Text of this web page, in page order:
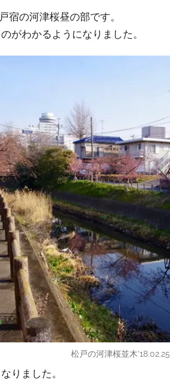
宿の河津桜昼の部です。
がわかるようになりました。
松戸の河津桜並木’18.02.25
りました。